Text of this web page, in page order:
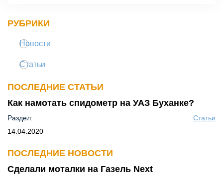
РУБРИКИ
Новости
Статьи
ПОСЛЕДНИЕ СТАТЬИ
Как намотать спидометр на УАЗ Буханке?
Раздел:
Статьи
14.04.2020
ПОСЛЕДНИЕ НОВОСТИ
Сделали моталки на Газель Next